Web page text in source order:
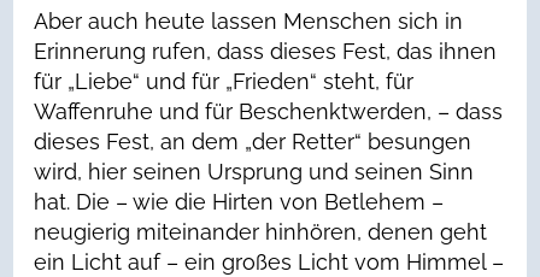
Aber auch heute lassen Menschen sich in
Erinnerung rufen, dass dieses Fest, das ihnen
für „Liebe“ und für „Frieden“ steht, für
Waffenruhe und für Beschenktwerden, – dass
dieses Fest, an dem „der Retter“ besungen
wird, hier seinen Ursprung und seinen Sinn
hat. Die – wie die Hirten von Betlehem –
neugierig miteinander hinhören, denen geht
ein Licht auf – ein großes Licht vom Himmel –